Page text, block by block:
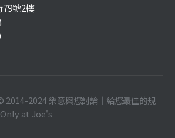
號2樓
2014-2024 樂意與您討論｜給您最佳的規
at Joe's